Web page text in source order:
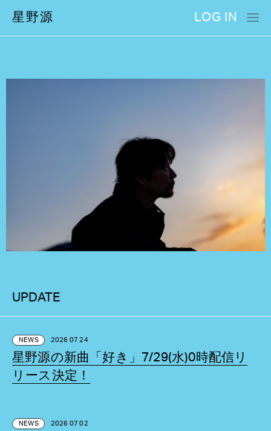
星野源 LOG IN
UPDATE
NEWS 2026 07 24
星野源の新曲「好き」7/29(水)0時配信リ
リース決定！
NEWS 2026 07 02